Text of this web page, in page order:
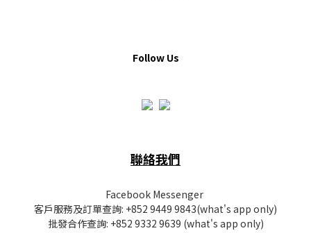
Follow Us
聯絡我們
Facebook Messenger
客戶服務及訂單查詢: +852 9449 9843(what's app only)
批發合作查詢: +852 9332 9639 (what's app only)